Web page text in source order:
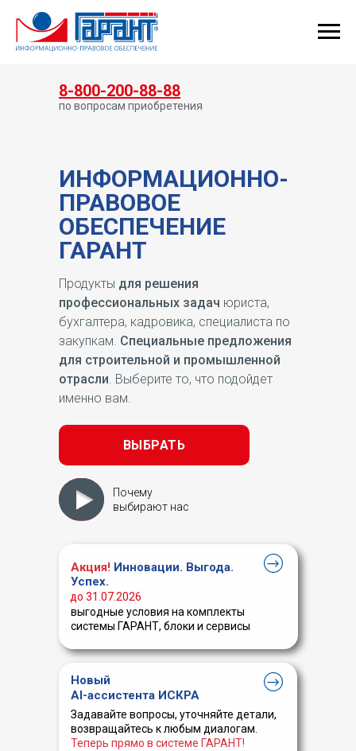
ИНФОРМАЦИОННО-
ПРАВОВОЕ
ОБЕСПЕЧЕНИЕ
ГАРАНТ
Продукты для решения
профессиональных задач юриста,
бухгалтера, кадровика, специалиста по
закупкам. Специальные предложения
для строительной и промышленной
отрасли. Выберите то, что подойдет
именно вам.
ВЫБРАТЬ
Почему
выбирают нас
Акция! Инновации. Выгода.
Успех.
выгодные условия на комплекты
системы ГАРАНТ, блоки и сервисы
до 31.07.2026
8-800-200-88-88
по вопросам приобретения
Новый
AI-ассистента ИСКРА
Задавайте вопросы, уточняйте детали,
возвращайтесь к любым диалогам.
Теперь прямо в системе ГАРАНТ!